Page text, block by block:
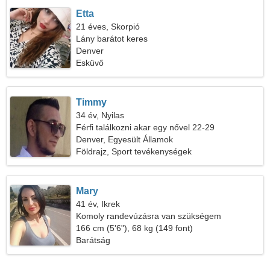
Etta
21 éves, Skorpió
Lány barátot keres
Denver
Esküvő
Timmy
34 év, Nyilas
Férfi találkozni akar egy nővel 22-29
Denver, Egyesült Államok
Földrajz, Sport tevékenységek
Mary
41 év, Ikrek
Komoly randevúzásra van szükségem
166 cm (5'6"), 68 kg (149 font)
Barátság